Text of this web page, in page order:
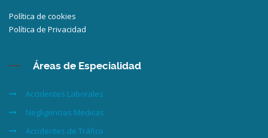
Política de cookies
Política de Privacidad
Áreas de Especialidad
Accidentes Laborales
Negligencias Medicas
Accidentes de Tráfico